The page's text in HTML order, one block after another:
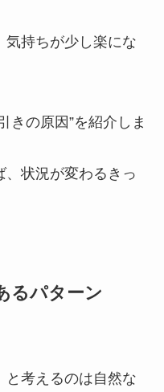
気持ちが少し楽にな
きの原因”を紹介しま
、状況が変わるきっ
るパターン
と考えるのは自然な